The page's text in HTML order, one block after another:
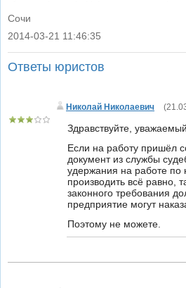
Сочи
|
2014-03-21 11:46:35
Ответы юристов
Николай Николаевич (
Здравствуйте,
Если на работу пришёл
документ из службы
удержания на работе по
производить всё равно,
законного требования
предприятие могут
Поэтому не можете.